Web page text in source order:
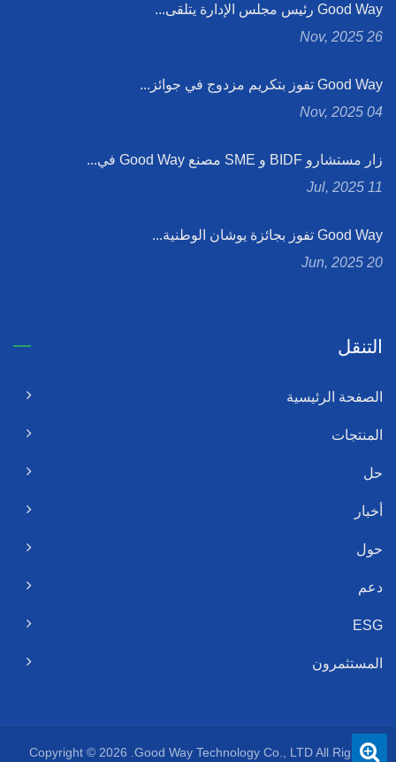
Good Way رئيس مجلس الإدارة يتلقى...
26 Nov, 2025
Good Way تفوز بتكريم مزدوج في جوائز...
04 Nov, 2025
زار مستشارو BIDF و SME مصنع Good Way في...
11 Jul, 2025
Good Way تفوز بجائزة يوشان الوطنية...
20 Jun, 2025
التنقل
الصفحة الرئيسية
المنتجات
حل
أخبار
حول
دعم
ESG
المستثمرون
Copyright © 2026 Good Way Technology Co., LTD.All Rights